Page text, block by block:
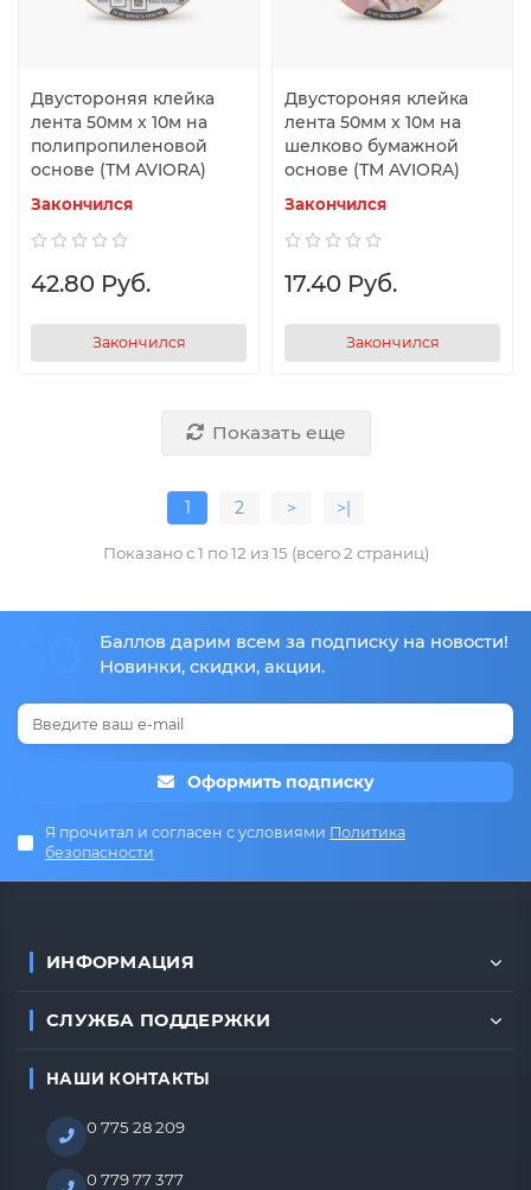
Двустороняя клейка
лента 50мм х 10м на
полипропиленовой
основе (ТМ AVIORA)
Закончился
42.80 Руб.
Закончился
Двустороняя клейка
лента 50мм х 10м на
шелково бумажной
основе (ТМ AVIORA)
Закончился
17.40 Руб.
Закончился
Показать еще
1 2 > >|
Показано с 1 по 12 из 15 (всего 2 страниц)
Баллов дарим всем за подписку на новости!
Новинки, скидки, акции.
Оформить подписку
Я прочитал и согласен с условиями Политика
безопасности
ИНФОРМАЦИЯ
СЛУЖБА ПОДДЕРЖКИ
НАШИ КОНТАКТЫ
0 775 28 209
0 779 77 377